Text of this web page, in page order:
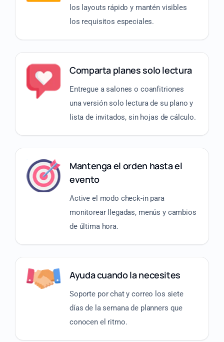
los layouts rápido y mantén visibles
los requisitos especiales.
Comparta planes solo lectura
Entregue a salones o coanfitriones
una versión solo lectura de su plano y
lista de invitados, sin hojas de cálculo.
Mantenga el orden hasta el
evento
Active el modo check-in para
monitorear llegadas, menús y cambios
de última hora.
Ayuda cuando la necesites
Soporte por chat y correo los siete
días de la semana de planners que
conocen el ritmo.